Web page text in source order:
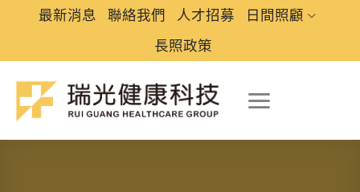
最新消息 聯絡我們 人才招募
日間照顧
長照政策